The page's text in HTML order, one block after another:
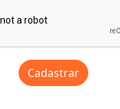
Cadastrar